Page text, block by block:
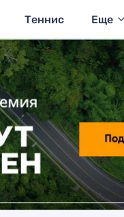
Теннис Еще